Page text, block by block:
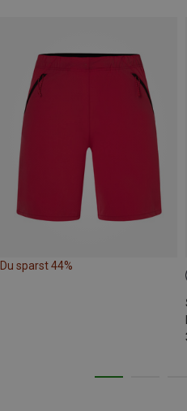
Du sparst 44%